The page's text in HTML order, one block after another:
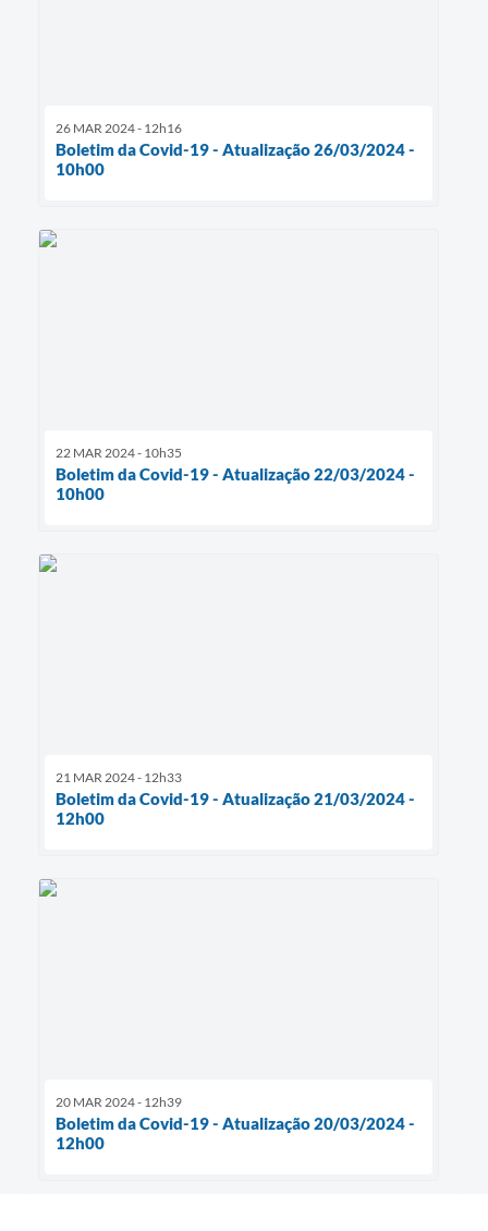
26 MAR 2024 - 12h16
Boletim da Covid-19 - Atualização 26/03/2024 -
10h00
22 MAR 2024 - 10h35
Boletim da Covid-19 - Atualização 22/03/2024 -
10h00
21 MAR 2024 - 12h33
Boletim da Covid-19 - Atualização 21/03/2024 -
12h00
20 MAR 2024 - 12h39
Boletim da Covid-19 - Atualização 20/03/2024 -
12h00